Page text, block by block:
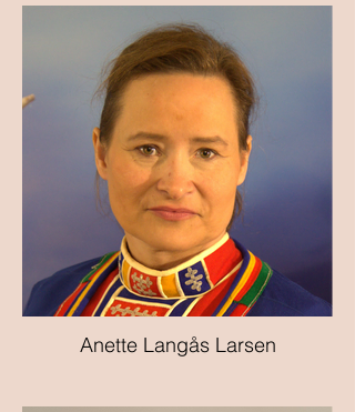
Anette Langås Larsen